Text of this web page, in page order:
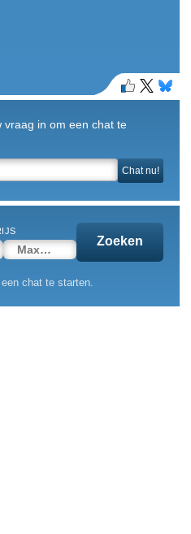
vraag in om een chat te
Chat nu!
Zoeken
chat te starten.